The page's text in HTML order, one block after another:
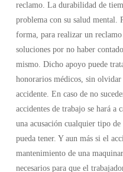
reclamo. La durabilidad de
problema con su salud mental.
forma, para realizar un
soluciones por no haber
mismo. Dicho apoyo puede
honorarios médicos, sin
accidente. En caso de no
accidentes de trabajo se hará a
una acusación cualquier tipo
pueda tener. Y aun más si el
mantenimiento de una
necesarios para que el